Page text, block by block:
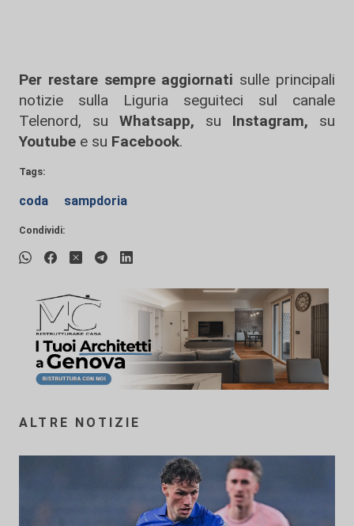
Per restare sempre aggiornati sulle principali
notizie sulla Liguria seguiteci sul canale
Telenord, su
Whatsapp, su Instagram, su
Youtube e su Facebook.
Tags:
coda sampdoria
Condividi:
ALTRE NOTIZIE